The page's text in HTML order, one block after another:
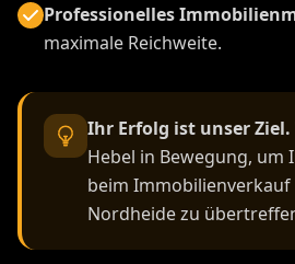
Professionelles
maximale Reichweite.
Ihr Erfolg ist unser Ziel.
Hebel in Bewegung, um
beim
Nordheide zu